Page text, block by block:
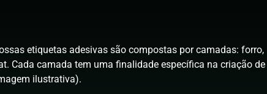
etiquetas adesivas são compostas por camadas: forro,
Cada camada tem uma finalidade específica na criação de
ilustrativa).